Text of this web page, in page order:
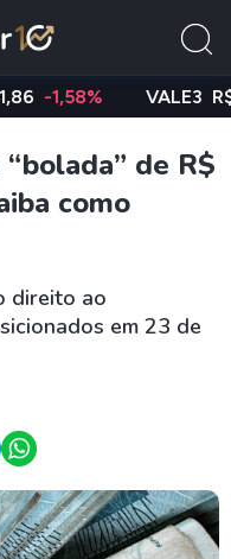
VALE3 R$
de R$
como
direito ao
em 23 de